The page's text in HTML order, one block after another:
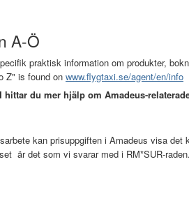
A-Ö
praktisk information om produkter,
Z" is found on www.flygtaxi.se/agent/en/info
hittar du mer hjälp om Amadeus-
kan prisuppgiften i Amadeus visa det
är det som vi svarar med i RM*SUR-raden.